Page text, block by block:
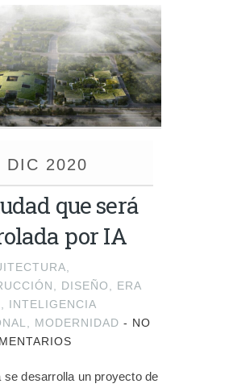
DIC 2020
que será
por IA
,
, DISEÑO, ERA
, INTELIGENCIA
, MODERNIDAD - NO
se desarrolla un proyecto de